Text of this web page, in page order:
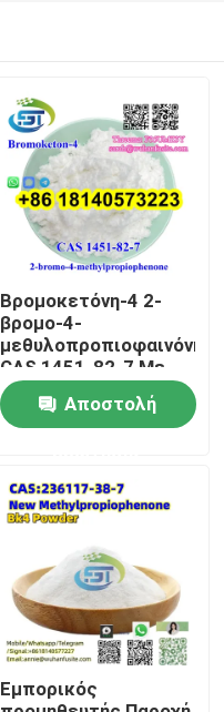
Βρομοκετόνη-4 2-
βρομο-4-
μεθυλοπροπιοφαινόνη
CAS 1451-82-7 Με
υψηλή καθαρότητα
Αποστολή
Εμπορικός